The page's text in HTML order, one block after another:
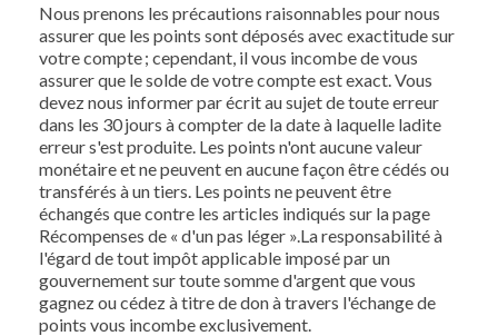
Nous prenons les précautions raisonnables pour nous
assurer que les points sont déposés avec exactitude sur
votre compte ; cependant, il vous incombe de vous
assurer que le solde de votre compte est exact. Vous
devez nous informer par écrit au sujet de toute erreur
dans les 30 jours à compter de la date à laquelle ladite
erreur s'est produite. Les points n'ont aucune valeur
monétaire et ne peuvent en aucune façon être cédés ou
transférés à un tiers. Les points ne peuvent être
échangés que contre les articles indiqués sur la page
Récompenses de « d'un pas léger ».La responsabilité à
l'égard de tout impôt applicable imposé par un
gouvernement sur toute somme d'argent que vous
gagnez ou cédez à titre de don à travers l'échange de
points vous incombe exclusivement.